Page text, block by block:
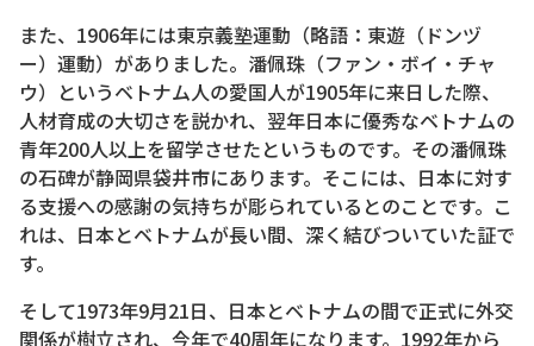
また、1906年には東京義塾運動（略語：東遊（ドンヅ
ー）運動）がありました。潘佩珠（ファン・ボイ・チャ
ウ）というベトナム人の愛国人が1905年に来日した際、
人材育成の大切さを説かれ、翌年日本に優秀なベトナムの
青年200人以上を留学させたというものです。その潘佩珠
の石碑が静岡県袋井市にあります。そこには、日本に対す
る支援への感謝の気持ちが彫られているとのことです。こ
れは、日本とベトナムが長い間、深く結びついていた証で
す。
そして1973年9月21日、日本とベトナムの間で正式に外交
関係が樹立され、今年で40周年になります。1992年から